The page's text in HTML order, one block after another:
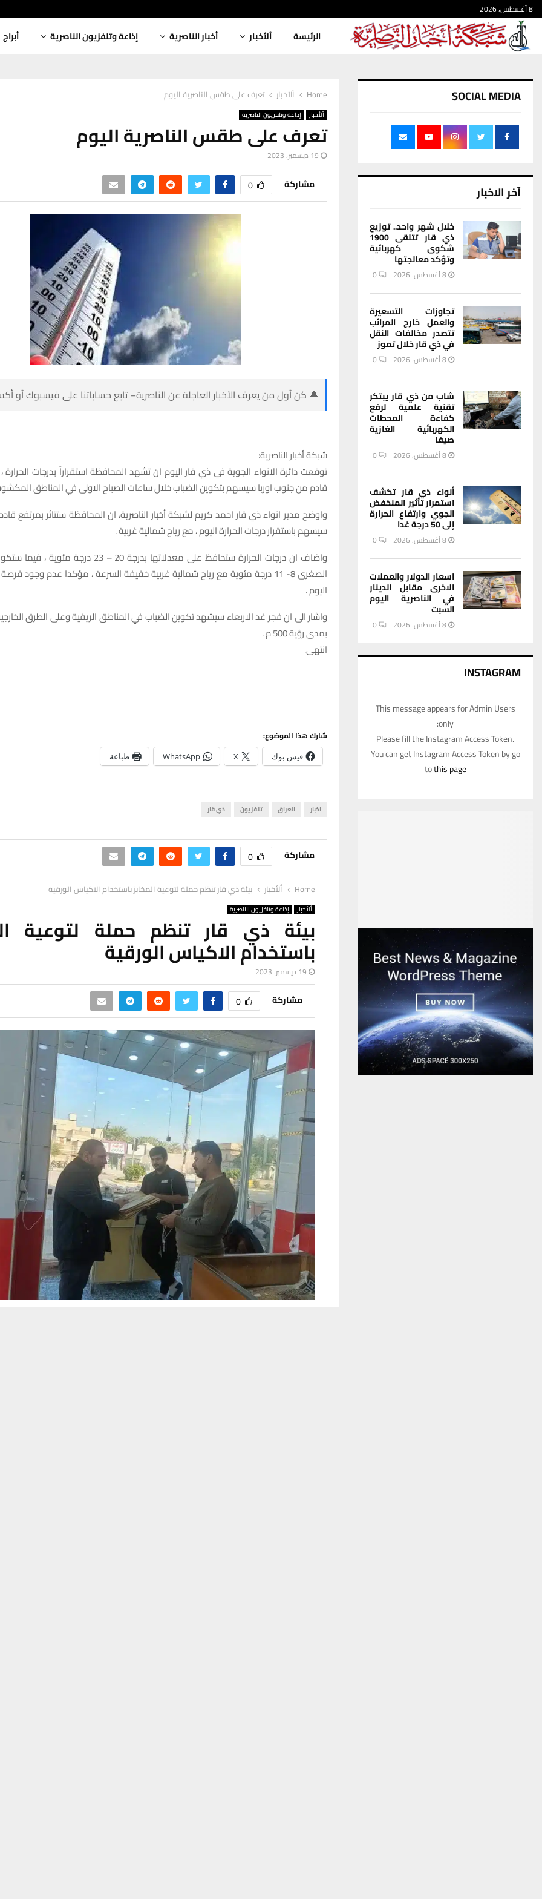
8 أغسطس، 2026
الرئيسة ألأخبار أخبار الناصرية إذاعة وتلفزيون الناصرية أبراج
Home ألأخبار تعرف على طقس الناصرية اليوم
ألأخبار إذاعة وتلفزيون الناصرية
تعرف على طقس الناصرية اليوم
19 ديسمبر، 2023
مشاركة 0
🔔 كن أول من يعرف الأخبار العاجلة عن الناصرية– تابع حساباتنا على فيسبوك أو
شبكة أخبار الناصرية:
توقعت دائرة الانواء الجوية في ذي قار اليوم ان تشهد المحافظة استقراراً بدرجات
قادم من جنوب اوربا سيسهم بتكوين الضباب خلال ساعات الصباح الاولى في المناطق
واوضح مدير انواء ذي قار احمد كريم لشبكة أخبار الناصرية، ان المحافظة ستتاثر بمرتفع
سيسهم باستقرار درجات الحرارة اليوم ، مع رياح شمالية غربية .
واضاف ان درجات الحرارة ستحافظ على معدلاتها بدرجة 20 –
الصغرى 8- 11 درجة مئوية مع رياح شمالية غربية خفيفة السرعة ، مؤكدا عدم وجود
اليوم .
واشار الى ان فجر غد الاربعاء سيشهد تكوين الضباب في المناطق الريفية وعلى الطرق
بمدى رؤية 500 م .
انتهى.
شارك هذا الموضوع:
فيس بوك X
WhatsApp طباعة
اخبار العراق تلفزيون ذي قار
مشاركة 0
Home ألأخبار بيئة ذي قار تنظم حملة لتوعية المخابز باستخدام الاكياس الورقية
ألأخبار إذاعة وتلفزيون الناصرية
بيئة ذي قار تنظم حملة لتوعية
باستخدام الاكياس الورقية
19 ديسمبر، 2023
مشاركة 0
SOCIAL MEDIA
آخر الاخبار
خلال شهر واحد.. توزيع
ذي قار تتلقى 1900
شكوى كهربائية
وتؤكد معالجتها
8 أغسطس، 2026 0
تجاوزات التسعيرة
والعمل خارج المرائب
تتصدر مخالفات النقل
في ذي قار خلال تموز
8 أغسطس، 2026 0
شاب من ذي قار يبتكر
تقنية علمية لرفع
كفاءة المحطات
الكهربائية الغازية
صيفا
8 أغسطس، 2026 0
أنواء ذي قار تكشف
استمرار تأثير المنخفض
الجوي وارتفاع الحرارة
إلى 50 درجة غدا
8 أغسطس، 2026 0
اسعار الدولار والعملات
الاخرى مقابل الدينار
في الناصرية اليوم
السبت
8 أغسطس، 2026 0
INSTAGRAM
This message appears for Admin Users
only:
Please fill the Instagram Access Token.
You can get Instagram Access Token by go
tothis page